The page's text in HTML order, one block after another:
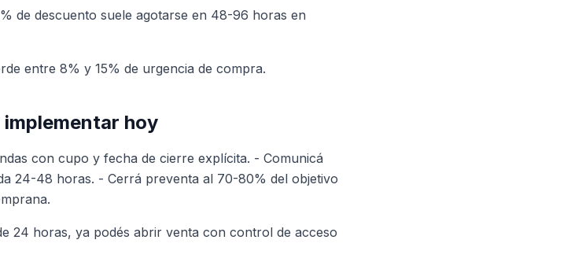
de descuento suele agotarse en 48-96 horas en
entre 8% y 15% de urgencia de compra.
hoy
con cupo y fecha de cierre explícita. - Comunicá
24-48 horas. - Cerrá preventa al 70-80% del objetivo
24 horas, ya podés abrir venta con control de acceso